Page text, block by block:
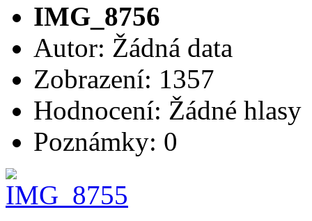
IMG_8756
Autor: Žádná data
Zobrazení: 1357
Hodnocení: Žádné hlasy
Poznámky: 0